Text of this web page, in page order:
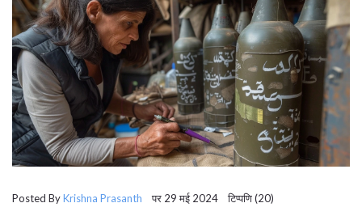
Posted ByKrishna Prasanth पर 29 मई 2024 टिप्पणि (20)